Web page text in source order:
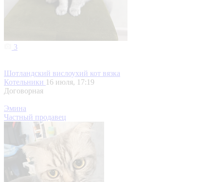
3
Шотландский вислоухий кот вязка
Котельники 16 июля, 17:19
Договорная
Эмина
Частный продавец